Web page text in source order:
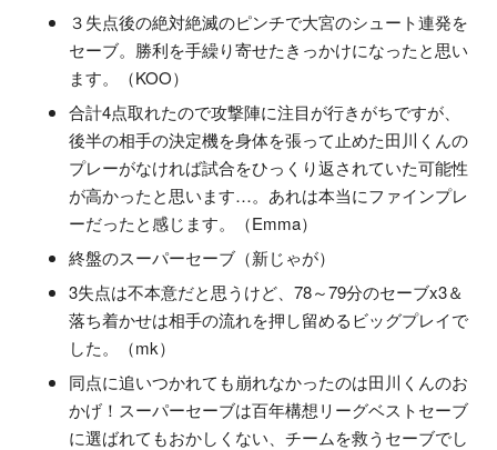
３失点後の絶対絶滅のピンチで大宮のシュート連発を
セーブ。勝利を手繰り寄せたきっかけになったと思い
ます。（KOO）
合計4点取れたので攻撃陣に注目が行きがちですが、
後半の相手の決定機を身体を張って止めた田川くんの
プレーがなければ試合をひっくり返されていた可能性
が高かったと思います…。あれは本当にファインプレ
ーだったと感じます。（Emma）
終盤のスーパーセーブ（新じゃが）
3失点は不本意だと思うけど、78～79分のセーブx3＆
落ち着かせは相手の流れを押し留めるビッグプレイで
した。（mk）
同点に追いつかれても崩れなかったのは田川くんのお
かげ！スーパーセーブは百年構想リーグベストセーブ
に選ばれてもおかしくない、チームを救うセーブでし